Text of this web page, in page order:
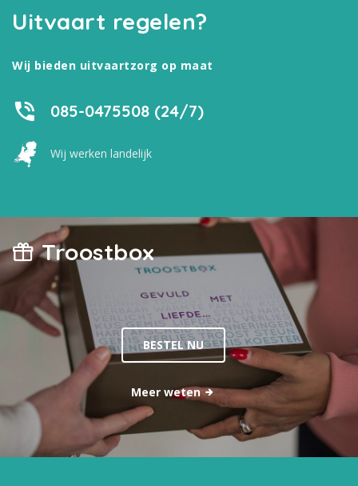
Uitvaart regelen?
Wij bieden uitvaartzorg op maat
085-0475508 (24/7)
Wij werken landelijk
Troostbox
BESTEL NU
Meer weten